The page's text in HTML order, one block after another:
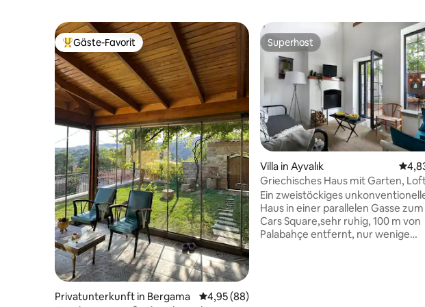
Beliebter Gäste-Favorit.
Gäste-Favorit
Privatunterkunft in Bergama Durchschnittliche Bewertung: 4,95 von 5, 88
4,95 (88)
Superhost
Superhost
Villa in Ayvalık
Griechisches Haus mit Garten,
Ein zweistöckiges
Haus in einer parallelen Gasse
Cars Square,sehr ruhig, 100 m von
Palabahçe entfernt, nur wenige